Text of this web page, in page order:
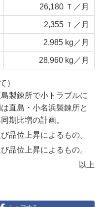
26,180 Ｔ／月
2,355 Ｔ／月
2,985 kg／月
28,960 kg／月
）
製錬所で小トラブルに
直島・小名浜製錬所と
期比増の計画。
品位上昇によるもの。
品位上昇によるもの。
以上